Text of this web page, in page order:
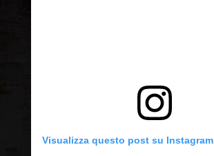
Visualizza questo post su Instagram